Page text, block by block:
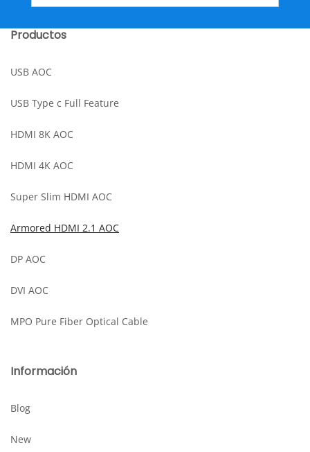
Productos
USB AOC
USB Type c Full Feature
HDMI 8K AOC
HDMI 4K AOC
Super Slim HDMI AOC
Armored HDMI 2.1 AOC
DP AOC
DVI AOC
MPO Pure Fiber Optical Cable
Información
Blog
New